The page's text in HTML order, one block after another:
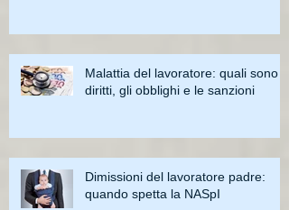
Malattia del lavoratore: quali sono i
diritti, gli obblighi e le sanzioni
Dimissioni del lavoratore padre:
quando spetta la NASpI